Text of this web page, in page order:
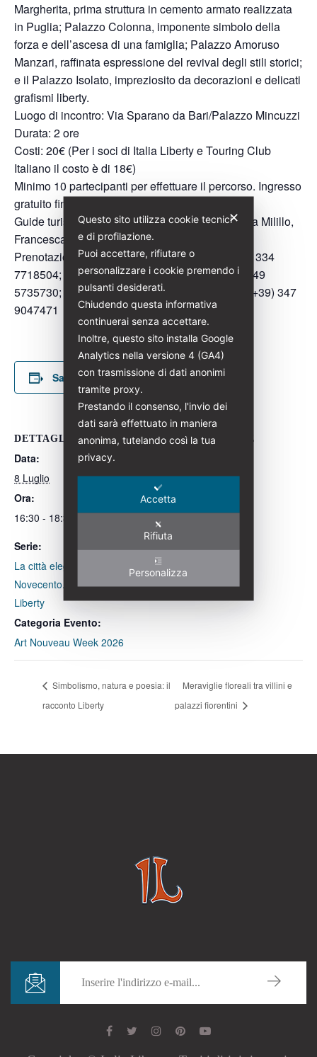
Margherita, prima struttura in cemento armato realizzata
in Puglia; Palazzo Colonna, imponente simbolo della
forza e dell’ascesa di una famiglia; Palazzo Amoruso
Manzari, raffinata espressione del revival degli stili storici;
e il Palazzo Isolato, impreziosito da decorazioni e delicati
grafismi liberty.
Luogo di incontro: Via Sparano da Bari/Palazzo Mincuzzi
Durata: 2 ore
Costi: 20€ (Per i soci di Italia Liberty e Touring Club
Italiano il costo è di 18€)
Minimo 10 partecipanti per effettuare il percorso. Ingresso
gratuito fino a 10 anni di età
Guide turistiche abilitate: Isidora Soleti, Rosanna Milillo,
Francesca Sblendorio
Prenotazioni:isidorasoleti@italialiberty.it
| (+39) 334
7718504;
rosannamilillo@italialiberty.it| (+39) 349
5735730;
francescasblendorio@italialiberty.it
| (+39) 347
9047471
Salva nel tuo calendario
DETTAGLI
Data:
8 Luglio
Ora:
16:30 - 18:30
Serie:
La città elegante di inizio
Novecento. Protagonisti del
Liberty
Categoria Evento:
Art Nouveau Week 2026
ORGANIZZATORE
Numero di telefono
+39 3200445798
Email
info@italialiberty.it
Visualizza il sito
dell'Organizzatore
Simbolismo, natura e poesia: il
racconto Liberty
Meraviglie floreali tra villini e
palazzi fiorentini
✕
Questo sito utilizza cookie tecnici
e di profilazione.
Puoi accettare, rifiutare o
personalizzare i cookie premendo i
pulsanti desiderati.
Chiudendo questa informativa
continuerai senza accettare.
Inoltre, questo sito installa Google
Analytics nella versione 4 (GA4)
con trasmissione di dati anonimi
tramite proxy.
Prestando il consenso, l'invio dei
dati sarà effettuato in maniera
anonima, tutelando così la tua
privacy.
Accetta
Rifiuta
Personalizza